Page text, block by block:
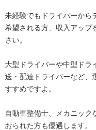
未経験でもドライバーから
希望される方、収入アップ
さい。
大型ドライバーや中型ドラ
送・配達ドライバーなど、
すすめですよ。
自動車整備士、メカニック
おられた方も優遇します。